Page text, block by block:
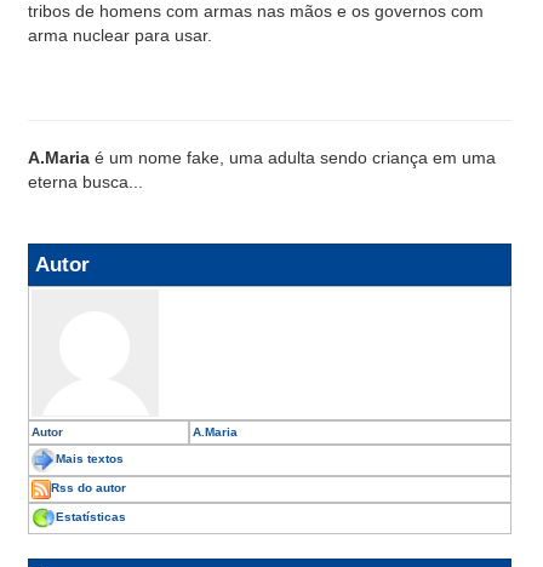
tribos de homens com armas nas mãos e os governos com
arma nuclear para usar.
A.Maria é um nome fake, uma adulta sendo criança em uma
eterna busca...
Autor
Autor A.Maria
Mais textos
Rss do autor
Estatísticas